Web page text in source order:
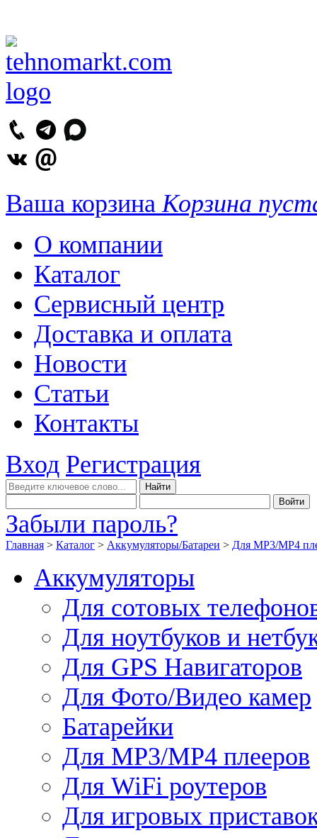
Ваша корзина Корзина
О компании
Каталог
Сервисный центр
Доставка и оплата
Новости
Статьи
Контакты
Вход Регистрация
Забыли пароль?
Главная > Каталог > Аккумуляторы/Батареи > Для MP3/MP4
Аккумуляторы
Для сотовых
Для ноутбуков и
Для GPS Навигаторов
Для Фото/Видео камер
Батарейки
Для MP3/MP4 плееров
Для WiFi роутеров
Для игровых